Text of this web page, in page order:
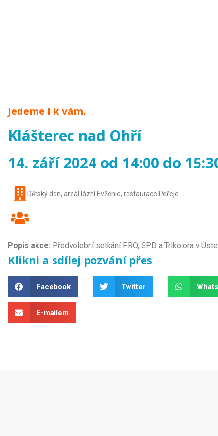
Jedeme i k vám.
Klášterec nad Ohří
14. září 2024 od 14:00 do
Dětský den, areál lázní Evženie, restaurace Peřeje
Popis akce: Předvolební setkání PRO, SPD a Trikolora v
Klikni a sdílej pozvání přes
Facebook Twitter
E-mailem